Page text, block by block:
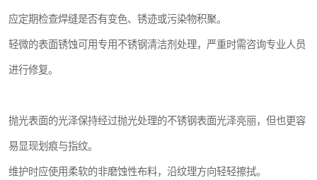
应定期检查焊缝是否有变色、锈迹或污染物积聚。
轻微的表面锈蚀可用专用不锈钢清洁剂处理，严重时需咨询专业人员
进行修复。
抛光表面的光泽保持经过抛光处理的不锈钢表面光泽亮丽，但也更容
易显现划痕与指纹。
维护时应使用柔软的非磨蚀性布料，沿纹理方向轻轻擦拭。